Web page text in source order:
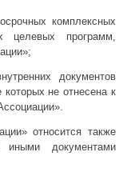
комплексных
целевых программ,
документов
которых не отнесена к
относится также
иными документами